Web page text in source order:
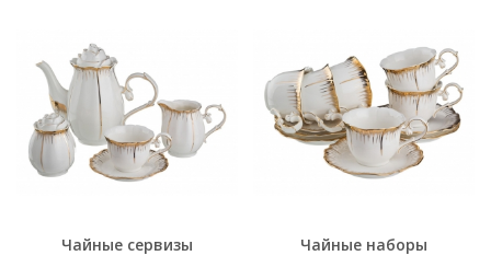
Чайные сервизы Чайные наборы